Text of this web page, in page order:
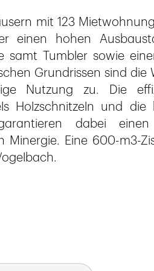
mit 123
einen hohen
samt Tumbler sowie
Grundrissen sind die
Nutzung zu. Die
Holzschnitzeln und die
dabei einen
Minergie. Eine 600-m3-